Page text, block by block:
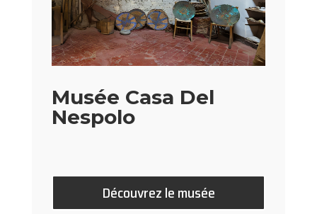
Musée Casa Del
Nespolo
Découvrez le musée